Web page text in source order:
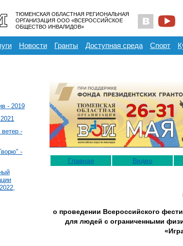
ТЮМЕНСКАЯ ОБЛАСТНАЯ РЕГИОНАЛЬНАЯ
ОРГАНИЗАЦИЯ ООО «ВСЕРОССИЙСКОЕ
ОБЩЕСТВО ИНВАЛИДОВ»
Новости Гранты Доступная среда Спорт
- 2019
-
-
Главная Видео
о проведении Всероссийского
для людей с ограниченными